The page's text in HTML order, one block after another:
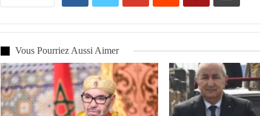
Vous Pourriez Aussi Aimer